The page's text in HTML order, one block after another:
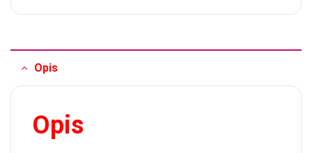
Opis
Opis